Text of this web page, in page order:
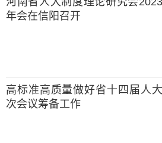
年会在信阳召开
高标准高质量做好省十四届人
次会议筹备工作